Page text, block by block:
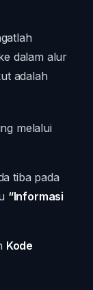
dalam alur
adalah
melalui
tiba pada
“Informasi
Kode